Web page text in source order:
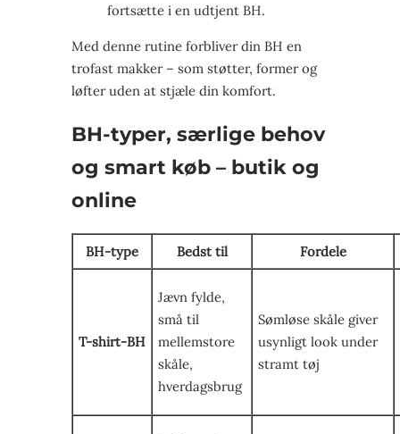
fortsætte i en udtjent BH.
Med denne rutine forbliver din BH en
trofast makker – som støtter, former og
løfter uden at stjæle din komfort.
BH-typer, særlige behov
og smart køb – butik og
online
BH-type Bedst til Fordele
T-shirt-BH
Jævn fylde,
små til
mellemstore
skåle,
hverdagsbrug
Sømløse skåle giver
usynligt look under
stramt tøj